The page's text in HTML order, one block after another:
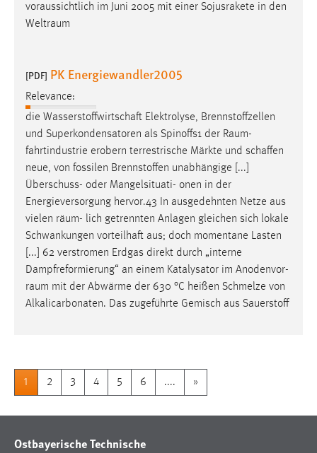
voraussichtlich im Juni 2005 mit einer Sojusrakete in den
Weltraum
[PDF] PK Energiewandler2005
Relevance:
die Wasserstoffwirtschaft Elektrolyse, Brennstoffzellen
und Superkondensatoren als Spinoffs1 der Raum-
fahrtindustrie erobern terrestrische Märkte und schaffen
neue, von fossilen Brennstoffen unabhängige [...]
Überschuss- oder Mangelsituati- onen in der
Energieversorgung hervor.43 In ausgedehnten Netze aus
vielen räum- lich getrennten Anlagen gleichen sich lokale
Schwankungen vorteilhaft aus; doch momentane Lasten
[...] 62 verstromen Erdgas direkt durch „interne
Dampfreformierung“ an einem Katalysator im Anodenvor-
raum mit der Abwärme der 630 °C heißen Schmelze von
Alkalicarbonaten. Das zugeführte Gemisch aus Sauerstoff
1 2 3 4 5 6 .... »
Ostbayerische Technische